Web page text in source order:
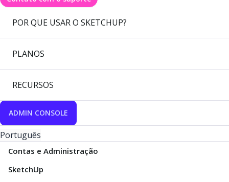
POR QUE USAR O SKETCHUP?
PLANOS
RECURSOS
ADMIN CONSOLE
Português
Contas e Administração
SketchUp